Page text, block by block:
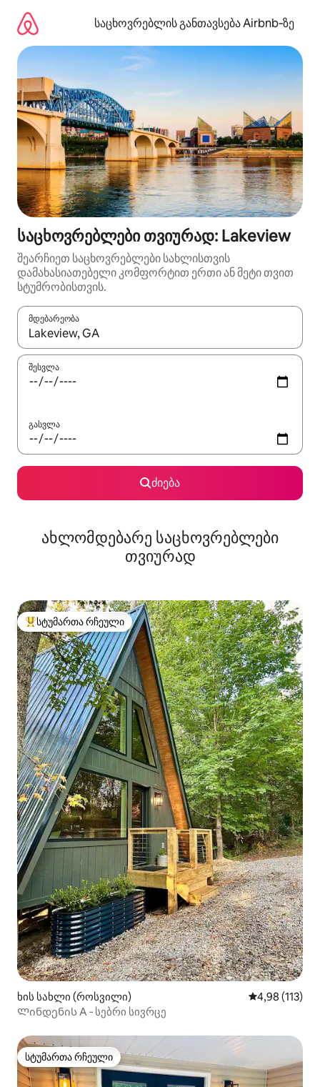
გადასვლა
საცხოვრებლის განთავსება Airbnb‑ზე
საცხოვრებლები თვიურად: Lakeview
შეარჩიეთ საცხოვრებლები სახლისთვის
დამახასიათებელი კომფორტით ერთი ან მეტი თვით
სტუმრობისთვის.
მდებარეობა
როცა შედეგები ხელმისაწვდომი გახდება, ნავიგაციისთვის
შესვლა
გასვლა
ძიება
ახლომდებარე საცხოვრებლები
თვიურად
სტუმართა რჩეული მოწინავე ვარიანტი
სტუმართა რჩეული
ხის სახლი (როსვილი) საშუალო
4,98 (113)
Ლინდენის A ‑ სებრი სივრცე
სტუმართა რჩეული
სტუმართა რჩეული